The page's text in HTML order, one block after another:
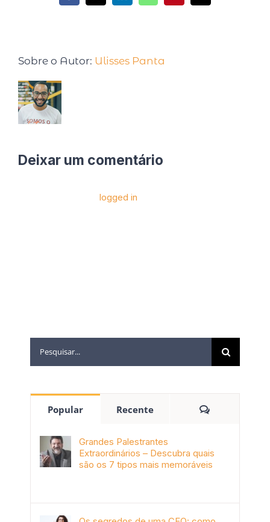
Sobre o Autor: Ulisses Panta
Deixar um comentário
logged in
Popular Recente
Grandes Palestrantes
Extraordinários – Descubra quais
são os 7 tipos mais memoráveis